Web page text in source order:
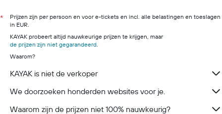
*
Prijzen zijn per persoon en voor e-tickets en incl. alle belastingen en toeslagen
in EUR.
KAYAK probeert altijd nauwkeurige prijzen te krijgen, maar
de prijzen zijn niet gegarandeerd.
Waarom?
KAYAK is niet de verkoper
We doorzoeken honderden websites voor je.
Waarom zijn de prijzen niet 100% nauwkeurig?